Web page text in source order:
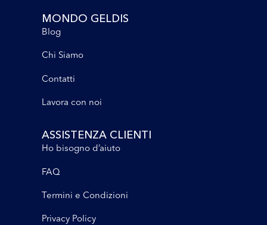
MONDO GELDIS
Blog
Chi Siamo
Contatti
Lavora con noi
ASSISTENZA CLIENTI
Ho bisogno d’aiuto
FAQ
Termini e Condizioni
Privacy Policy